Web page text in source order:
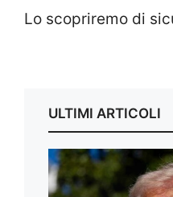
Lo scopriremo di
ULTIMI ARTICOLI